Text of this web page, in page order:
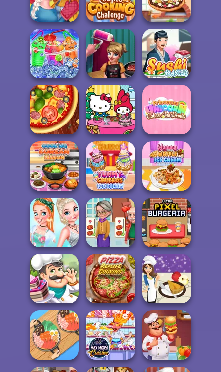
Chef
Pizza Party FNF Pizzeria
Sisters
Thanksgiving
Dinner
Couple Cooking
Challenge
Chocolate Pizza
Rainbow Frozen
Cook And
Decorate
Sushi Master
Pizza Maker
Hello Kitty and
Friends: Xmas...
Princesses
Unicorn Cakes
And D...
Cooking Korean
Lesson
Yummy Churros
Ice Cream
Yummy Waffle
Ice Cream
Princesses
Cooking
Challenge:...
Cooking
Madness
Ultra Pixel
Burgeria
Cake Shop
Pizza Real Life
Cooking
French Apple Pie
- Cooking wit...